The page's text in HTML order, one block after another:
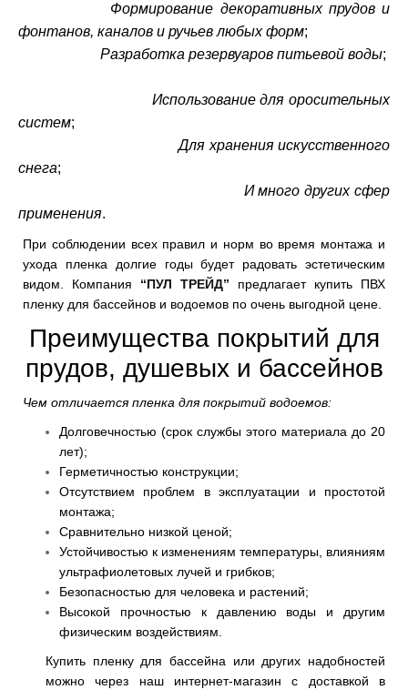
Формирование декоративных прудов и
фонтанов, каналов и ручьев любых форм;
Разработка резервуаров питьевой воды;
Использование для оросительных
систем;
Для хранения искусственного
снега;
И много других сфер
применения.
При соблюдении всех правил и норм во время монтажа и
ухода пленка долгие годы будет радовать эстетическим
видом. Компания “ПУЛ ТРЕЙД” предлагает купить ПВХ
пленку для бассейнов и водоемов по очень выгодной цене.
Преимущества покрытий для
прудов, душевых и бассейнов
Чем отличается пленка для покрытий водоемов:
Долговечностью (срок службы этого материала до 20
лет);
Герметичностью конструкции;
Отсутствием проблем в эксплуатации и простотой
монтажа;
Сравнительно низкой ценой;
Устойчивостью к изменениям температуры, влияниям
ультрафиолетовых лучей и грибков;
Безопасностью для человека и растений;
Высокой прочностью к давлению воды и другим
физическим воздействиям.
Купить пленку для бассейна или других надобностей
можно через наш интернет-магазинс доставкой в